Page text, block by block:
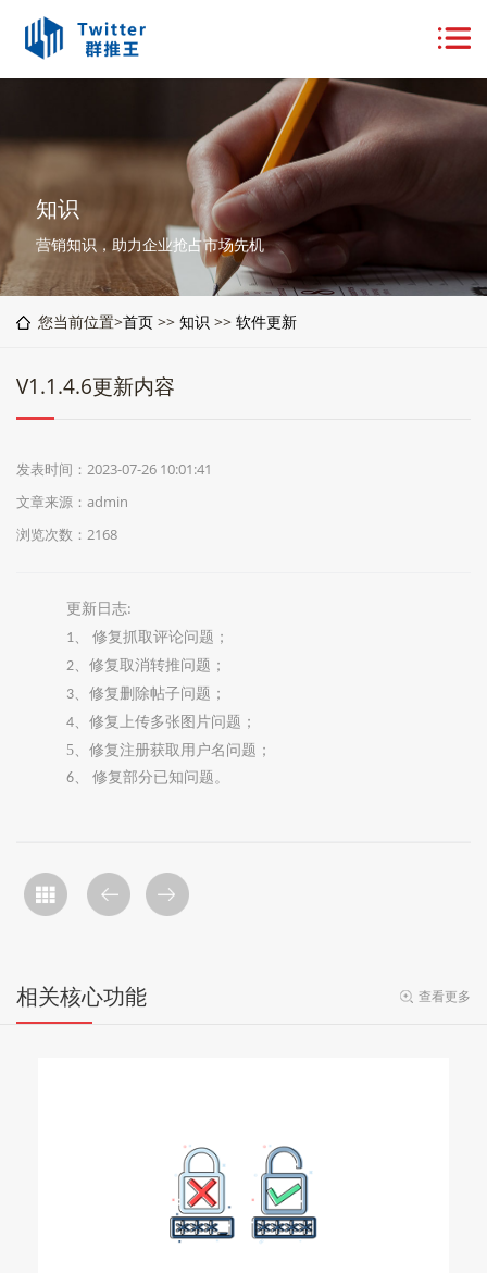
知识
营销知识，助力企业抢占市场先机
您当前位置>首页 >> 知识 >> 软件更新
V1.1.4.6更新内容
发表时间：2023-07-26 10:01:41
文章来源：admin
浏览次数：2168
更新日志:
1、 修复抓取评论问题；
2、 修复取消转推问题；
3、 修复删除帖子问题；
4、 修复上传多张图片问题；
5、修复注册获取用户名问题；
6、 修复部分已知问题。
相关核心功能 查看更多